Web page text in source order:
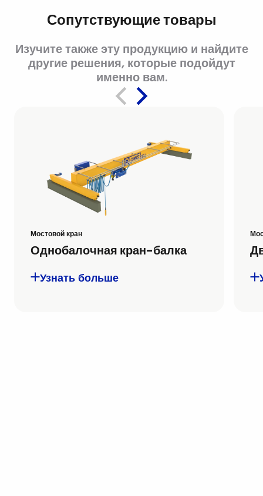
Сопутствующие товары
Изучите также эту продукцию и найдите
другие решения, которые подойдут
именно вам.
Мостовой кран
Однобалочная кран-балка
Узнать больше